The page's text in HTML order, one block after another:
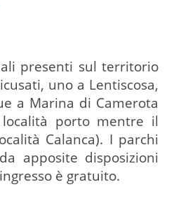
presenti sul territorio
uno a Lentiscosa,
a Marina di Camerota
porto mentre il
Calanca). I parchi
apposite disposizioni
ingresso è gratuito.